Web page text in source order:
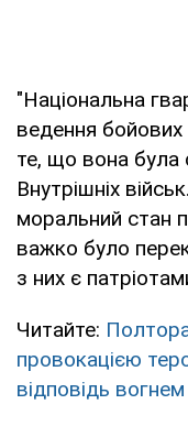
"Національна
ведення
те, що вона була
Внутрішніх
моральний стан
важко було
з них є
Читайте:
провокацією
відповідь вогнем